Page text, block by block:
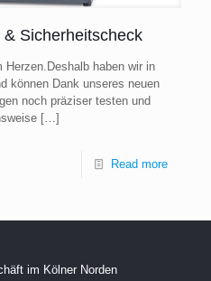
Sicherheitscheck
Herzen.Deshalb haben wir in
können Dank unseres neuen
noch präziser testen und
[…]
Read more
im Kölner Norden